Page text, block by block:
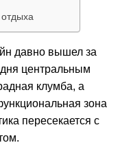
давно вышел за
центральным
клумба, а
зона
пересекается с